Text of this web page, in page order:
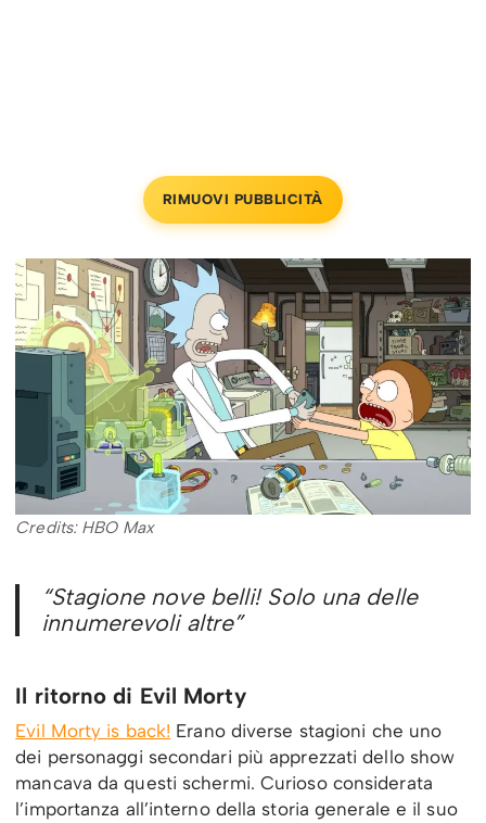
RIMUOVI PUBBLICITÀ
Credits: HBO Max
“Stagione nove belli! Solo una delle
innumerevoli altre”
Il ritorno di Evil Morty
Evil Morty is back! Erano diverse stagioni che uno
dei personaggi secondari più apprezzati dello show
mancava da questi schermi. Curioso considerata
l’importanza all’interno della storia generale e il suo